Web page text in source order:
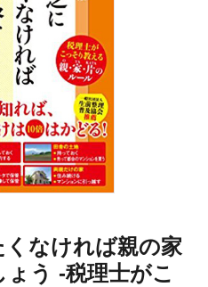
なければ親の家
う -税理士がこ